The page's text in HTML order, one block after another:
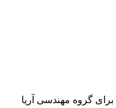
گروه مهندسی آریا